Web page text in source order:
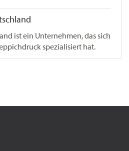
ist ein Unternehmen, das sich
spezialisiert hat.